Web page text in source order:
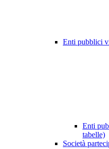
Enti pubblici
Enti
tabelle)
Società